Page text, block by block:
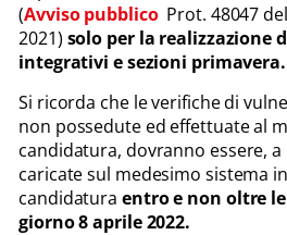
(Avviso pubblicoProt. 48047
2021) solo per la realizzazione
integrativi e sezioni primavera.
Si ricorda che le verifiche di
non possedute ed effettuate al
candidatura, dovranno essere, a
caricate sul medesimo sistema
candidatura entro e non oltre le
giorno 8 aprile 2022.